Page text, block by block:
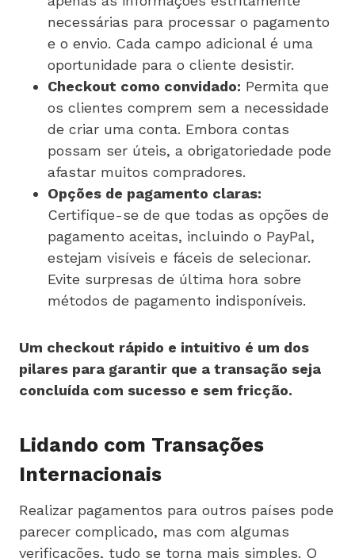
necessárias para processar o pagamento
e o envio. Cada campo adicional é uma
oportunidade para o cliente desistir.
Checkout como convidado: Permita que
os clientes comprem sem a necessidade
de criar uma conta. Embora contas
possam ser úteis, a obrigatoriedade pode
afastar muitos compradores.
Opções de pagamento claras:
Certifique-se de que todas as opções de
pagamento aceitas, incluindo o PayPal,
estejam visíveis e fáceis de selecionar.
Evite surpresas de última hora sobre
métodos de pagamento indisponíveis.
Um checkout rápido e intuitivo é um dos
pilares para garantir que a transação seja
concluída com sucesso e sem fricção.
Lidando com Transações
Internacionais
Realizar pagamentos para outros países pode
parecer complicado, mas com algumas
verificações, tudo se torna mais simples. O